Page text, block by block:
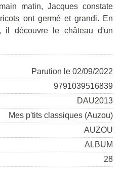
matin, Jacques constate
ont germé et grandi. En
il découvre le château d'un
Parution le 02/09/2022
9791039516839
DAU2013
Mes p'tits classiques (Auzou)
AUZOU
ALBUM
28